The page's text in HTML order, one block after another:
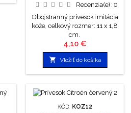
Recenzia(e): 0
Obojstranný prívesok imitácia
kože, celkový rozmer: 11 x 1,8
cm.
Cena
4,10 €
 Vložiť do košíka
KÓD: KOZ12